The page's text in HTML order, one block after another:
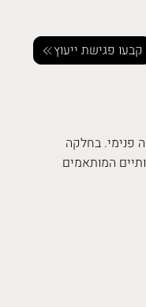
קבעו פגישת ייעוץ
פנימי. בחלקה
המותאמים